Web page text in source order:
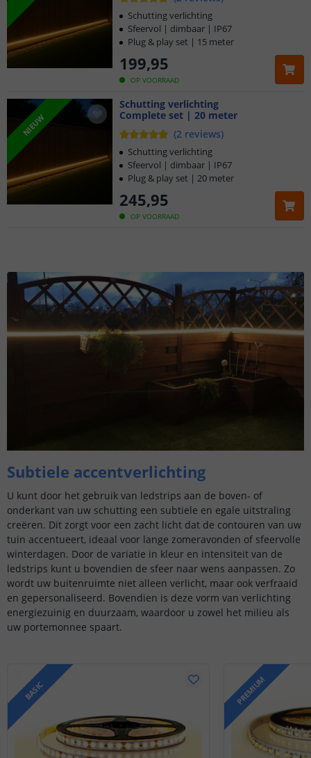
OP VOORRAAD
199,95
Schutting verlichting
Sfeervol | dimbaar | IP67
Plug & play set | 15 meter
NIEUW
Schutting verlichting
Complete set | 20 meter
(2 reviews)
OP VOORRAAD
245,95
Schutting verlichting
Sfeervol | dimbaar | IP67
Plug & play set | 20 meter
Subtiele accentverlichting
U kunt door het gebruik van ledstrips aan de boven- of
onderkant van uw schutting een subtiele en egale uitstraling
creëren. Dit zorgt voor een zacht licht dat de contouren van uw
tuin accentueert, ideaal voor lange zomeravonden of sfeervolle
winterdagen. Door de variatie in kleur en intensiteit van de
ledstrips kunt u bovendien de sfeer naar wens aanpassen. Zo
wordt uw buitenruimte niet alleen verlicht, maar ook verfraaid
en gepersonaliseerd. Bovendien is deze vorm van verlichting
energiezuinig en duurzaam, waardoor u zowel het milieu als
uw portemonnee spaart.
BASIC PREMIUM